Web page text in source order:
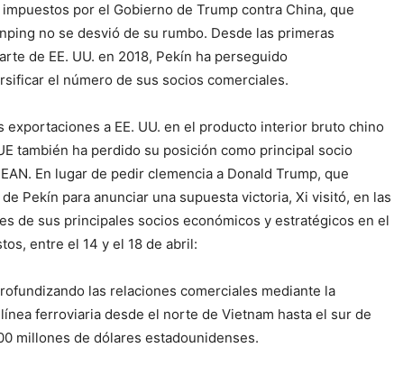
por el Gobierno de Trump contra China, que
no se desvió de su rumbo. Desde las primeras
de EE. UU. en 2018, Pekín ha perseguido
el número de sus socios comerciales.
a EE. UU. en el producto interior bruto chino
también ha perdido su posición como principal socio
En lugar de pedir clemencia a Donald Trump, que
Pekín para anunciar una supuesta victoria, Xi visitó, en las
de sus principales socios económicos y estratégicos en el
entre el 14 y el 18 de abril:
las relaciones comerciales mediante la
ferroviaria desde el norte de Vietnam hasta el sur de
millones de dólares estadounidenses.